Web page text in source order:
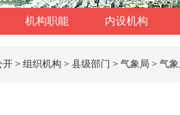
机构职能 内设机构
开 > 组织机构 > 县级部门 > 气象局 > 气